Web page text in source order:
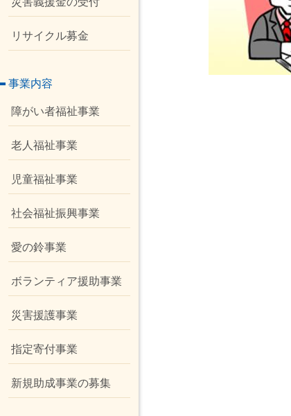
リサイクル募金
事業内容
障がい者福祉事業
老人福祉事業
児童福祉事業
社会福祉振興事業
愛の鈴事業
ボランティア援助事業
災害援護事業
指定寄付事業
新規助成事業の募集